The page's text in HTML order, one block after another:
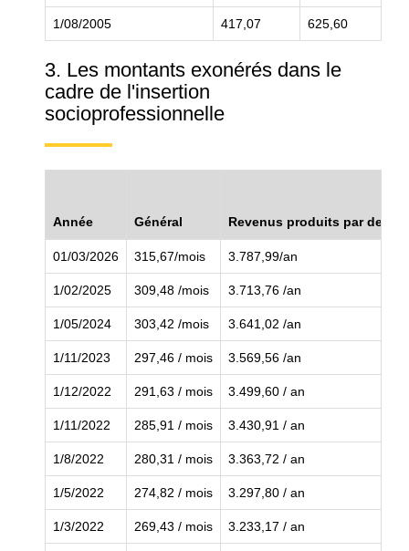
1/08/2005 417,07 625,60
3. Les montants exonérés dans le
cadre de l'insertion
socioprofessionnelle
Année Général Revenus produits par des
01/03/2026 315,67/mois 3.787,99/an
1/02/2025 309,48 /mois 3.713,76 /an
1/05/2024 303,42 /mois 3.641,02 /an
1/11/2023 297,46 / mois 3.569,56 /an
1/12/2022 291,63 / mois 3.499,60 / an
1/11/2022 285,91 / mois 3.430,91 / an
1/8/2022 280,31 / mois 3.363,72 / an
1/5/2022 274,82 / mois 3.297,80 / an
1/3/2022 269,43 / mois 3.233,17 / an